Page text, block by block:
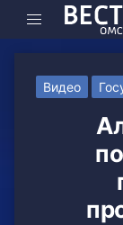
Видео